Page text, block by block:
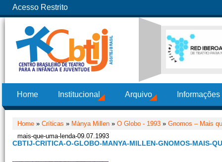
Acesso Restrito
Home Institucional Arquivo
Home » Críticas » Mànya Millen » O Globo - 1993 » Gnomos – Mais
mais-que-uma-lenda-09.07.1993
CBTIJ-CRITICA-O-GLOBO-MANYA-MILLEN-GNOMOS-MAIS-